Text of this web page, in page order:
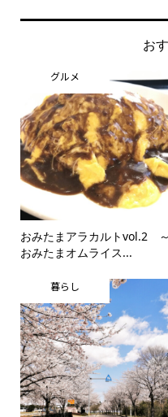
お
グルメ
おみたまアラカルトvol.2 ～
おみたまオムライス...
暮らし